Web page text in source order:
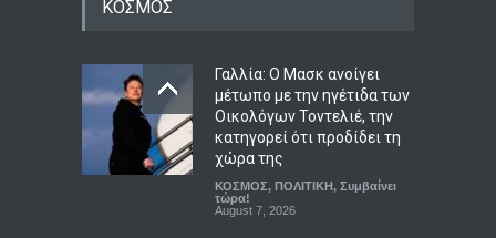
ΠΟΛΙΤΙΚΗ, Συμβαίνει τώρα!
August 7, 2026
Σε συγκινησιακό κλίμα το
ετήσιο μνημόσυνο για τη
Λένα Σαμαρά
ΑΠΟΨΕΙΣ,ΠΟΛΙΤΙΣΜΟΣ
August 7, 2026
ΚΟΣΜΟΣ
Γαλλία: Ο Μασκ ανοίγει
μέτωπο με την ηγέτιδα των
Οικολόγων Τοντελιέ, την
κατηγορεί ότι προδίδει τη
χώρα της
ΚΟΣΜΟΣ, ΠΟΛΙΤΙΚΗ, Συμβαίνει
τώρα!
August 7, 2026